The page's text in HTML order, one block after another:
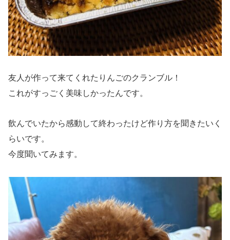
友人が作って来てくれたりんごのクランブル！
これがすっごく美味しかったんです。
飲んでいたから感動して終わったけど作り方を聞きたいく
らいです。
今度聞いてみます。